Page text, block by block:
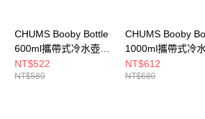
CHUMS Booby Bottle
600ml攜帶式冷水壺
橘/萊姆
CH622124D026
NT$522
NT$580
CHUMS Booby
1000ml攜帶式冷水
橘/淺藍
CH622125D027
NT$612
NT$680